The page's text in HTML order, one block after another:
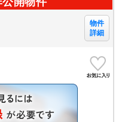
物件
詳細